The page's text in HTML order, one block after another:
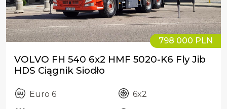
798 000 PLN
VOLVO FH 540 6x2 HMF 5020-K6 Fly Jib
HDS Ciągnik Siodło
Euro 6 6x2